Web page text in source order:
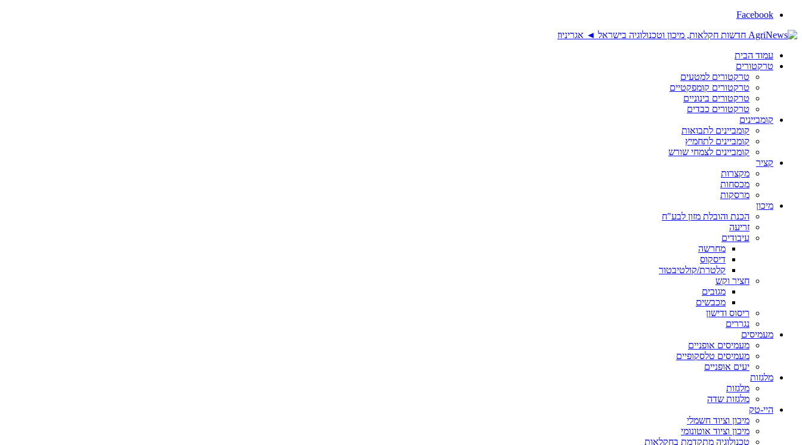
Facebook
עמוד הבית
טרקטורים
טרקטורים למטעים
טרקטורים קומפקטיים
טרקטורים בינוניים
טרקטורים כבדים
קומביינים
קומביינים לתבואות
קומביינים לתחמיץ
קומביינים לצמחי שורש
קציר
מקצרות
מכסחות
מרסקות
מיכון
הכנת והובלת מזון לבע"ח
זריעה
עיבודים
מחרשה
דיסקוס
קלטרת/קולטיבטור
חציר וקש
מגובים
מכבשים
ריסוס ודישון
נגררים
מעמיסים
מעמיסים אופניים
מעמיסים טלסקופיים
יעים אופניים
מלגזות
מלגזות
מלגזות שדה
היי-טק
מיכון וציוד חשמלי
מיכון וציוד אוטונומי
טכנולוגיה מתקדמת בחקלאות